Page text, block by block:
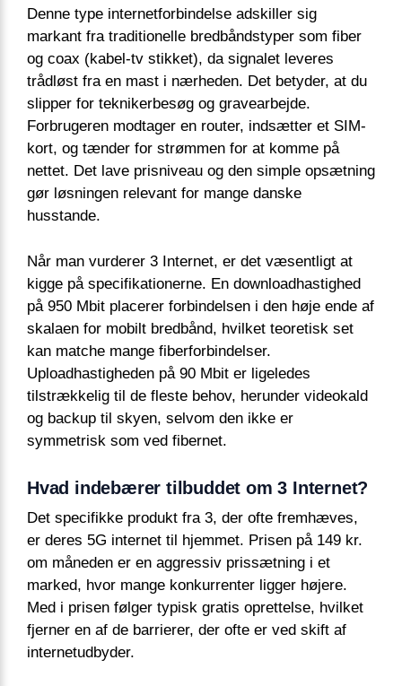
Denne type internetforbindelse adskiller sig
markant fra traditionelle bredbåndstyper som fiber
og coax (kabel-tv stikket), da signalet leveres
trådløst fra en mast i nærheden. Det betyder, at du
slipper for teknikerbesøg og gravearbejde.
Forbrugeren modtager en router, indsætter et SIM-
kort, og tænder for strømmen for at komme på
nettet. Det lave prisniveau og den simple opsætning
gør løsningen relevant for mange danske
husstande.
Når man vurderer 3 Internet, er det væsentligt at
kigge på specifikationerne. En downloadhastighed
på 950 Mbit placerer forbindelsen i den høje ende af
skalaen for mobilt bredbånd, hvilket teoretisk set
kan matche mange fiberforbindelser.
Uploadhastigheden på 90 Mbit er ligeledes
tilstrækkelig til de fleste behov, herunder videokald
og backup til skyen, selvom den ikke er
symmetrisk som ved fibernet.
Hvad indebærer tilbuddet om 3 Internet?
Det specifikke produkt fra 3, der ofte fremhæves,
er deres 5G internet til hjemmet. Prisen på 149 kr.
om måneden er en aggressiv prissætning i et
marked, hvor mange konkurrenter ligger højere.
Med i prisen følger typisk gratis oprettelse, hvilket
fjerner en af de barrierer, der ofte er ved skift af
internetudbyder.